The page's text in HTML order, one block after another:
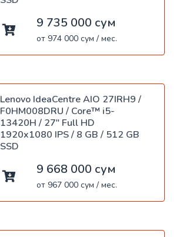
9 735 000 сум
от 974 000 сум / мес.
Lenovo IdeaCentre AIO 27IRH9 /
F0HM008DRU / Core™ i5-
13420H / 27" Full HD
1920x1080 IPS / 8 GB / 512 GB
SSD
9 668 000 сум
от 967 000 сум / мес.